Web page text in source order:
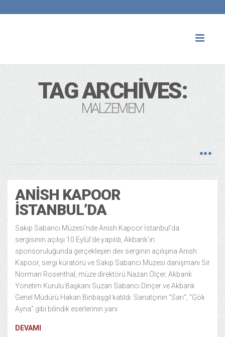
TAG ARCHIVES:
MALZEMEM
ANISH KAPOOR
İSTANBUL’DA
Sakıp Sabancı Müzesi‘nde Anish Kapoor İstanbul’da
sergisinin açılışı 10 Eylül’de yapıldı, Akbank’ın
sponsoruluğunda gerçekleşen dev serginin açılışına Anish
Kapoor, sergi küratörü ve Sakıp Sabancı Müzesi danışmanı Sir
Norman Rosenthal, müze direktörü Nazan Ölçer, Akbank
Yönetim Kurulu Başkanı Suzan Sabancı Dinçer ve Akbank
Genel Müdürü Hakan Binbaşgil katıldı. Sanatçının “Sarı“, “Gök
Ayna” gibi bilindik eserlerinin yanı
DEVAMI